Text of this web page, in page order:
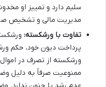
سلیم دارد و تمییز او
مدیریت مالی و تشخیص
تفاوت با ورشکسته:
پرداخت دیون خود، حکم
ورشکسته از تصرف در
ممنوعیت صرفاً به دلیل